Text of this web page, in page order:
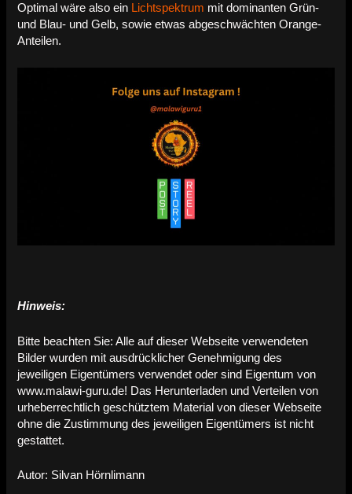
Optimal wäre also ein Lichtspektrum mit dominanten Grün-
und Blau- und Gelb, sowie etwas abgeschwächten Orange-
Anteilen.
Hinweis:
Bitte beachten Sie: Alle auf dieser Webseite verwendeten
Bilder wurden mit ausdrücklicher Genehmigung des
jeweiligen Eigentümers verwendet oder sind Eigentum von
www.malawi-guru.de! Das Herunterladen und Verteilen von
urheberrechtlich geschütztem Material von dieser Webseite
ohne die Zustimmung des jeweiligen Eigentümers ist nicht
gestattet.
Autor: Silvan Hörnlimann